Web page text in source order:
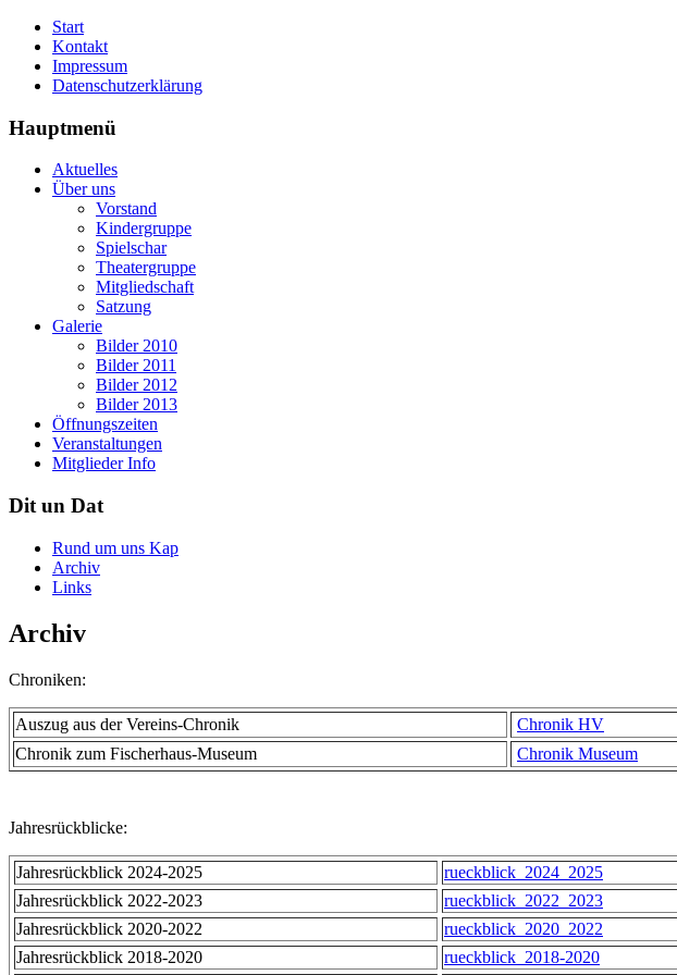
Start
Kontakt
Impressum
Datenschutzerklärung
Hauptmenü
Aktuelles
Über uns
Vorstand
Kindergruppe
Spielschar
Theatergruppe
Mitgliedschaft
Satzung
Galerie
Bilder 2010
Bilder 2011
Bilder 2012
Bilder 2013
Öffnungszeiten
Veranstaltungen
Mitglieder Info
Dit un Dat
Rund um uns Kap
Archiv
Links
Archiv
Chroniken:
Auszug aus der Vereins-Chronik
Chronik HV
Chronik zum Fischerhaus-Museum
Chronik Museum
Jahresrückblicke:
Jahresrückblick 2024-2025
rueckblick_2024_2025
Jahresrückblick 2022-2023
rueckblick_2022_2023
Jahresrückblick 2020-2022
rueckblick_2020_2022
Jahresrückblick 2018-2020
rueckblick_2018-2020